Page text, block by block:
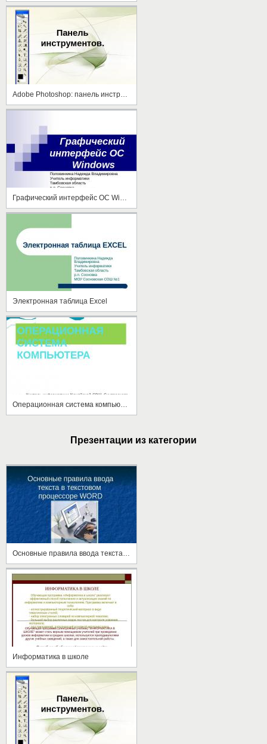
Электронная таблица Excel
Презентации из категории
Информатика в школе